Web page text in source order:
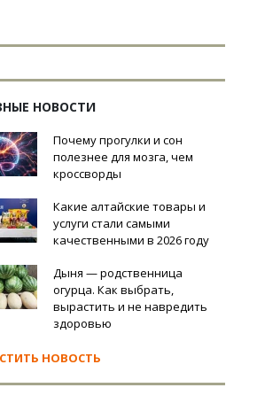
НОВОСТИ
Почему прогулки и сон
полезнее для мозга, чем
кроссворды
Какие алтайские товары и
услуги стали самыми
качественными в 2026 году
Дыня — родственница
огурца. Как выбрать,
вырастить и не навредить
здоровью
НОВОСТЬ